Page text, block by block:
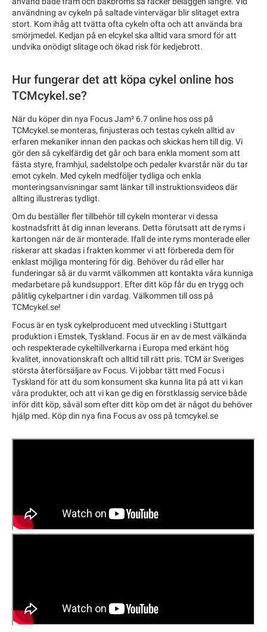
användning av cykeln på saltade vintervägar blir slitaget extra
stort. Kom ihåg att tvätta ofta cykeln ofta och att använda bra
smörjmedel. Kedjan på en elcykel ska alltid vara smord för att
undvika onödigt slitage och ökad risk för kedjebrott.
Hur fungerar det att köpa cykel online hos
TCMcykel.se?
När du köper din nya Focus Jam² 6.7 online hos oss på
TCMcykel.se monteras, finjusteras och testas cykeln alltid av
erfaren mekaniker innan den packas och skickas hem till dig. Vi
gör den så cykelfärdig det går och bara enkla moment som att
fästa styre, framhjul, sadelstolpe och pedaler kvarstår när du tar
emot cykeln. Med cykeln medföljer tydliga och enkla
monteringsanvisningar samt länkar till instruktionsvideos där
allting illustreras tydligt.
Om du beställer fler tillbehör till cykeln monterar vi dessa
kostnadsfritt åt dig innan leverans. Detta förutsatt att de ryms i
kartongen när de är monterade. Ifall de inte ryms monterade eller
riskerar att skadas i frakten kommer vi att förbereda dem för
enklast möjliga montering för dig. Behöver du råd eller har
funderingar så är du varmt välkommen att kontakta våra kunniga
medarbetare på kundsupport. Efter ditt köp får du en trygg och
pålitlig cykelpartner i din vardag. Välkommen till oss på
TCMcykel.se!
Focus är en tysk cykelproducent med utveckling i Stuttgart
produktion i Emstek, Tyskland. Focus är en av de mest välkända
och respekterade cykeltillverkarna i Europa med erkänt hög
kvalitet, innovationskraft och alltid till rätt pris. TCM är Sveriges
största återförsäljare av Focus. Vi jobbar tätt med Focus i
Tyskland för att du som konsument ska kunna lita på att vi kan
våra produkter, och att vi kan ge dig en förstklassig service både
inför ditt köp, såväl som efter ditt köp om det är något du behöver
hjälp med. Köp din nya fina Focus av oss på tcmcykel.se